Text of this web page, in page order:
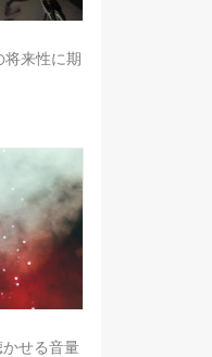
将来性に期
かせる音量